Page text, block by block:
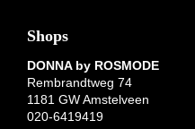
Shops
DONNA by ROSMODE
Rembrandtweg 74
1181 GW Amstelveen
020-6419419